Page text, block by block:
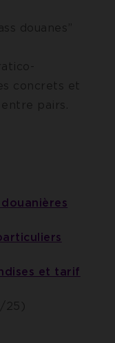
douanes”
concrets et
pairs.
et tarif
25)